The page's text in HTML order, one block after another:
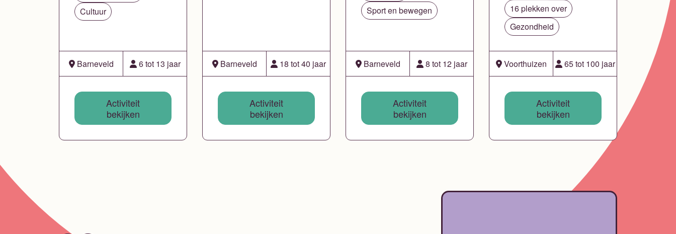
Cultuur
Barneveld 6 tot 13 jaar
Activiteit
bekijken
Barneveld 18 tot 40 jaar
Activiteit
bekijken
Sport en bewegen
Barneveld 8 tot 12 jaar
Activiteit
bekijken
16 plekken over
Gezondheid
Voorthuizen 65 tot 100 jaar
Activiteit
bekijken